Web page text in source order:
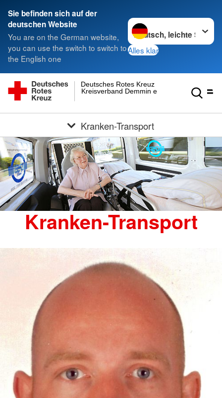
Sie befinden sich auf der
deutschen Website
You are on the German website,
you can use the switch to switch to
the English one
Sprache wechseln zu
Alles klar
Kreisverband Demmin e.V.
Deutsches Rotes Kreuz
Kranken-Transport
Kranken-Transport